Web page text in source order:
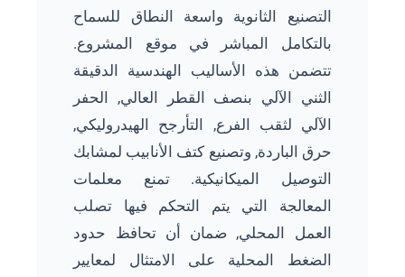
التصنيع الثانوية واسعة النطاق للسماح
بالتكامل المباشر في موقع المشروع.
تتضمن هذه الأساليب الهندسية الدقيقة
الثني الآلي بنصف القطر العالي, الحفر
الآلي لثقب الفرع, التأرجح الهيدروليكي,
حرق الباردة, وتصنيع كتف الأنابيب لمشابك
التوصيل الميكانيكية. تمنع معلمات
المعالجة التي يتم التحكم فيها تصلب
العمل المحلي, ضمان أن تحافظ حدود
الضغط المحلية على الامتثال لمعايير